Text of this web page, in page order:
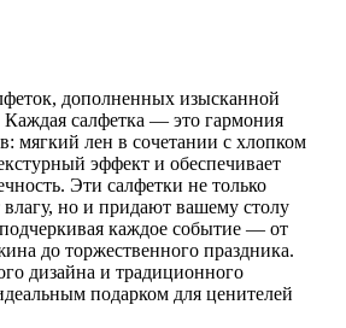
дополненных изысканной
салфетка — это гармония
мягкий лен в сочетании с хлопком
эффект и обеспечивает
Эти салфетки не только
но и придают вашему столу
каждое событие — от
до торжественного праздника.
дизайна и традиционного
подарком для ценителей